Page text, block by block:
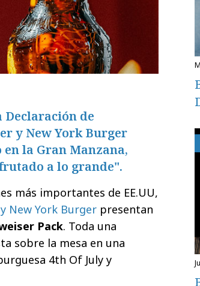
Declaración de
y New York Burger
la Gran Manzana,
a lo grande".
más importantes de EE.UU,
New York Burger presentan
Pack. Toda una
sobre la mesa en una
4th Of July y